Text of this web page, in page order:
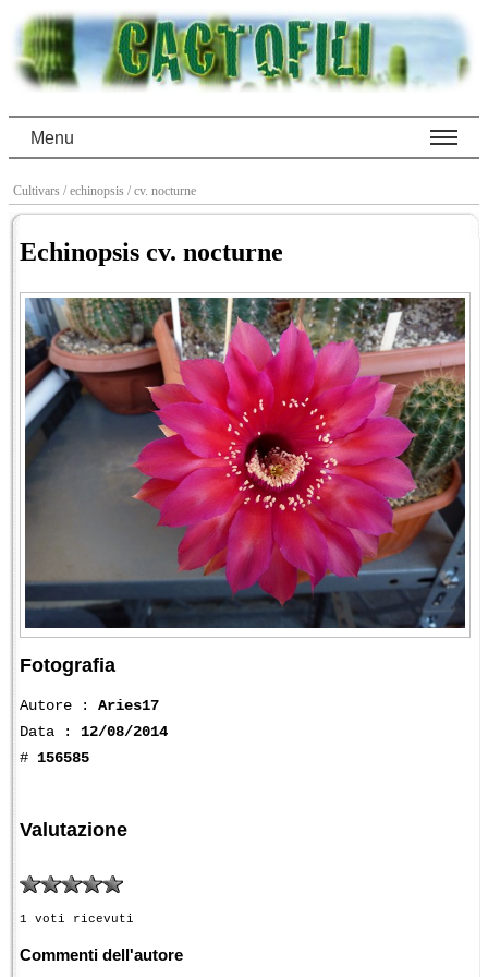
Menu
Cultivars / echinopsis / cv. nocturne
Echinopsis cv. nocturne
Fotografia
Autore : Aries17
Data : 12/08/2014
# 156585
Valutazione
1 voti ricevuti
Commenti dell'autore